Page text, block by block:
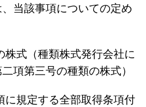
当該事項についての定め
式（種類株式発行会社に
項第三号の種類の株式）
規定する全部取得条項付